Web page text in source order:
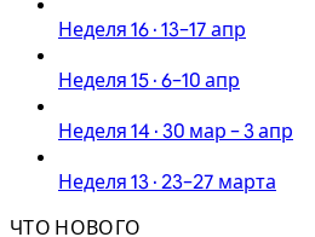
Неделя 16 · 13–17 апр
Неделя 15 · 6–10 апр
Неделя 14 · 30 мар – 3 апр
Неделя 13 · 23–27 марта
ЧТО НОВОГО